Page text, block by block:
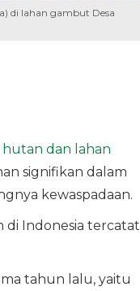
di lahan gambut Desa
hutan dan lahan
signifikan dalam
kewaspadaan.
di Indonesia tercatat
tahun lalu, yaitu